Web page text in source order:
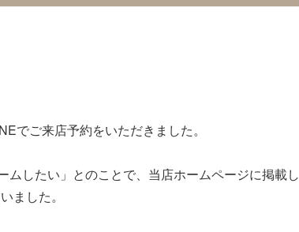
でご来店予約をいただきました。
ムしたい」とのことで、当店ホームページに掲載し
ました。